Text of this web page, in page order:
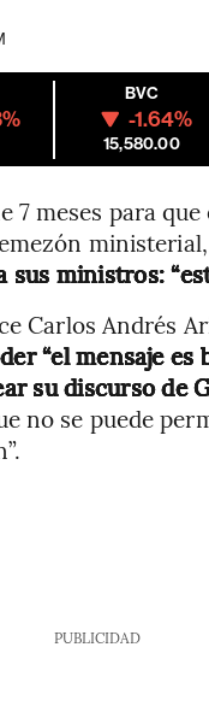
BVC
-1.64%
15,580.00
meses para
ministerial,
ministros:
Carlos Andrés
“el mensaje
su discurso de
no se puede
PUBLICIDAD